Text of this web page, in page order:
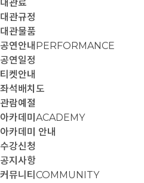
대관료
대관규정
대관물품
공연안내 PERFORMANCE
공연일정
티켓안내
좌석배치도
관람예절
아카데미 ACADEMY
아카데미 안내
수강신청
공지사항
커뮤니티 COMMUNITY